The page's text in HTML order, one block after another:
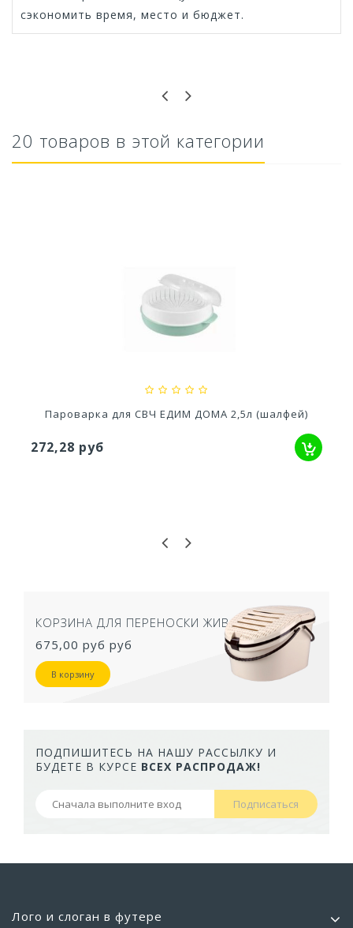
сэкономить время, место и бюджет.
Ускоритель компоста 60гр
20 товаров в этой категории
(шалфей) Мантоварка D26см 3 секции
КОРЗИНА ДЛЯ ПЕРЕНОСКИ ЖИВОТНЫХ
675,00 руб руб
В корзину
ПОДПИШИТЕСЬ НА НАШУ РАССЫЛКУ И
БУДЕТЕ В КУРСЕ ВСЕХ РАСПРОДАЖ!
Подписаться
Лого и слоган в футере